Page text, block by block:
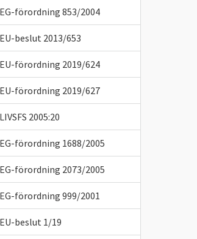
EG-förordning 853/2004
EU-beslut 2013/653
EU-förordning 2019/624
EU-förordning 2019/627
LIVSFS 2005:20
EG-förordning 1688/2005
EG-förordning 2073/2005
EG-förordning 999/2001
EU-beslut 1/19